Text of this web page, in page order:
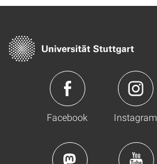
Facebook Instagram